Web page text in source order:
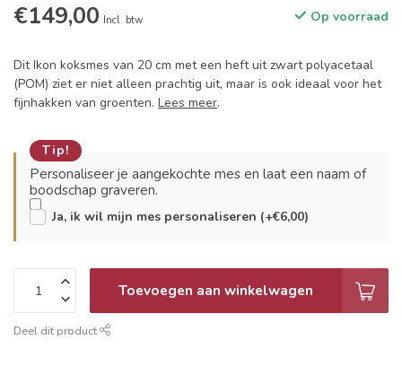
€149,00 Incl. btw Op voorraad
Dit Ikon koksmes van 20 cm met een heft uit zwart polyacetaal
(POM) ziet er niet alleen prachtig uit, maar is ook ideaal voor het
fijnhakken van groenten. Lees meer.
Tip!
Personaliseer je aangekochte mes en laat een naam of
boodschap graveren.
Ja, ik wil mijn mes personaliseren (+€6,00)
Toevoegen aan winkelwagen
Deel dit product